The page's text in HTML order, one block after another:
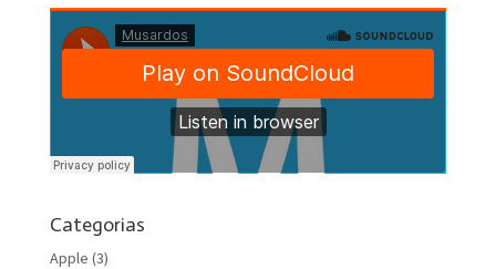
Categorias
Apple (3)